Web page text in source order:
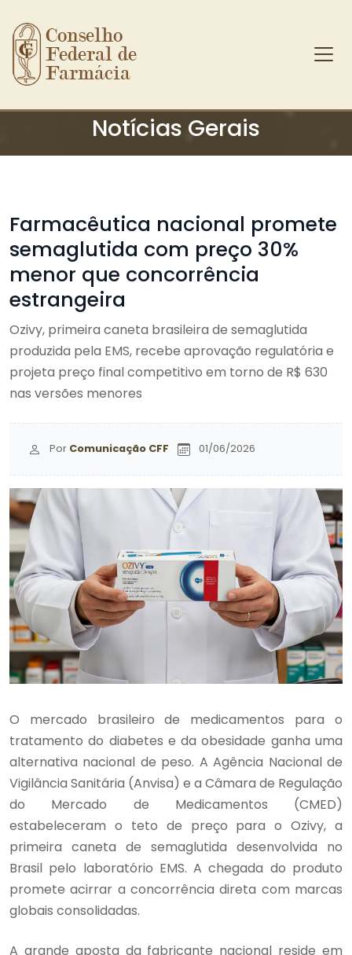
Ir para o conteúdo principal
Conselho
Federal de
Farmácia
Notícias Gerais
Farmacêutica nacional promete
semaglutida com preço 30%
menor que concorrência
estrangeira
Ozivy, primeira caneta brasileira de semaglutida
produzida pela EMS, recebe aprovação regulatória e
projeta preço final competitivo em torno de R$ 630
nas versões menores
Por Comunicação CFF 01/06/2026
O mercado brasileiro de medicamentos para o
tratamento do diabetes e da obesidade ganha uma
alternativa nacional de peso. A Agência Nacional de
Vigilância Sanitária (Anvisa) e a Câmara de Regulação
do Mercado de Medicamentos (CMED)
estabeleceram o teto de preço para o Ozivy, a
primeira caneta de semaglutida desenvolvida no
Brasil pelo laboratório EMS. A chegada do produto
promete acirrar a concorrência direta com marcas
globais consolidadas.
A grande aposta da fabricante nacional reside em